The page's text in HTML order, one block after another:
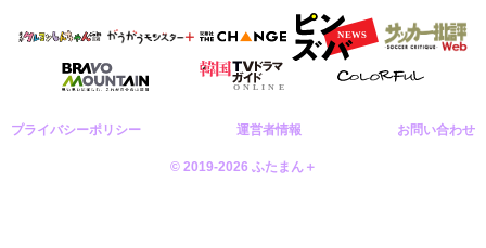
プライバシーポリシー 運営者情報 お問い合わせ
© 2019-2026 ふたまん＋